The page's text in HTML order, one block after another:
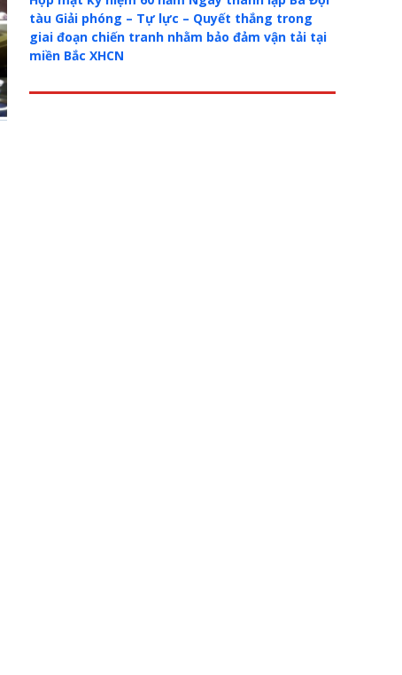
tàu Giải phóng – Tự lực – Quyết thắng trong
giai đoạn chiến tranh nhằm bảo đảm vận tải tại
miền Bắc XHCN